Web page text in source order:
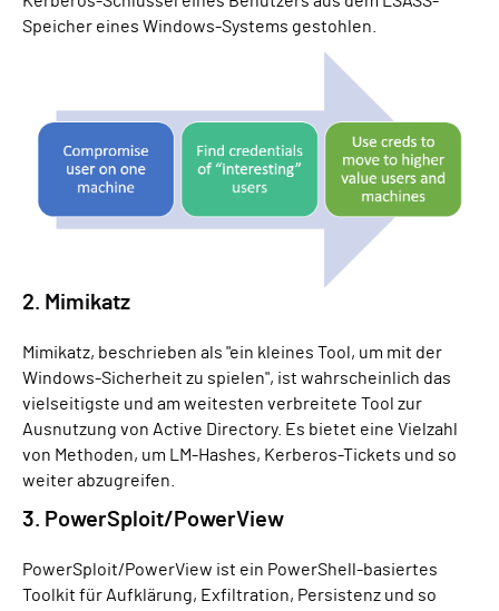
Speicher eines Windows-Systems gestohlen.
2. Mimikatz
Mimikatz, beschrieben als "ein kleines Tool, um mit der
Windows-Sicherheit zu spielen", ist wahrscheinlich das
vielseitigste und am weitesten verbreitete Tool zur
Ausnutzung von Active Directory. Es bietet eine Vielzahl
von Methoden, um LM-Hashes, Kerberos-Tickets und so
weiter abzugreifen.
3. PowerSploit/PowerView
PowerSploit/PowerView ist ein PowerShell-basiertes
Toolkit für Aufklärung, Exfiltration, Persistenz und so